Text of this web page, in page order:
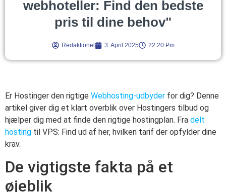
webhoteller: Find den bedste
pris til dine behov"
Redaktionel 3. April 2025 22:20 Pm
Er Hostinger den rigtige Webhosting-udbyder for dig? Denne
artikel giver dig et klart overblik over Hostingers tilbud og
hjælper dig med at finde den rigtige hostingplan. Fra delt
hosting til VPS: Find ud af her, hvilken tarif der opfylder dine
krav.
De vigtigste fakta på et
øjeblik